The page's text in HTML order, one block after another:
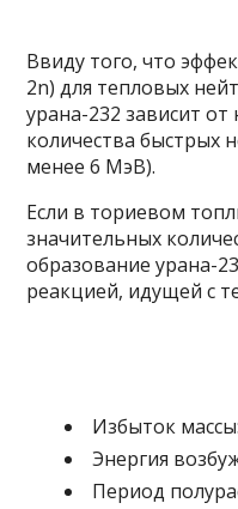
Ввиду того, что
2n) для тепловых
урана-232 зависит
количества быстрых
менее 6 МэВ).
Если в ториевом
значительных
образование урана-
реакцией, идущей с
Избыток
Энергия
Период